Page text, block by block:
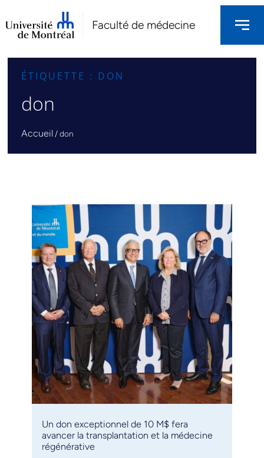
Faculté de médecine
ÉTIQUETTE : DON
don
Accueil /don
Un don exceptionnel de 10 M$ fera
avancer la transplantation et la médecine
régénérative